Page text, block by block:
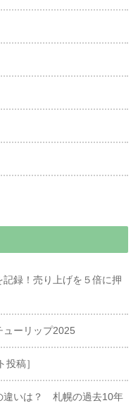
録！売り上げを５倍に押
ューリップ2025
稿］
違いは？ 札幌の過去10年